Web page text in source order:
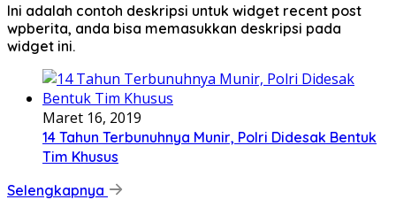
Ini adalah contoh deskripsi untuk widget recent post
wpberita, anda bisa memasukkan deskripsi pada
widget ini.
Maret 16, 2019
14 Tahun Terbunuhnya Munir, Polri Didesak Bentuk
Tim Khusus
Selengkapnya